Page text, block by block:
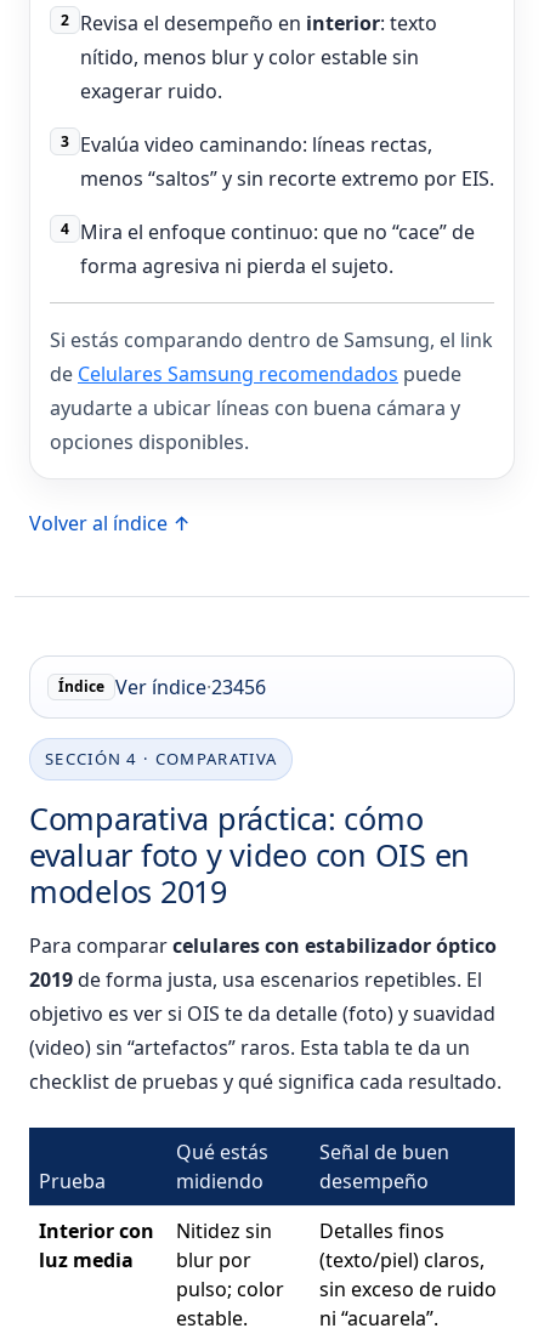
2 Revisa el desempeño en interior: texto
nítido, menos blur y color estable sin
exagerar ruido.
3
Evalúa video caminando: líneas rectas,
menos “saltos” y sin recorte extremo por EIS.
4
Mira el enfoque continuo: que no “cace” de
forma agresiva ni pierda el sujeto.
Si estás comparando dentro de Samsung, el link
de Celulares Samsung recomendados puede
ayudarte a ubicar líneas con buena cámara y
opciones disponibles.
Volver al índice ↑
Índice Ver índice·23456
SECCIÓN 4 · COMPARATIVA
Comparativa práctica: cómo
evaluar foto y video con OIS en
modelos 2019
Para compararcelulares con estabilizador óptico
2019de forma justa, usa escenarios repetibles. El
objetivo es ver si OIS te da detalle (foto) y suavidad
(video) sin “artefactos” raros. Esta tabla te da un
checklist de pruebas y qué significa cada resultado.
Prueba
Qué estás
midiendo
Señal de buen
desempeño
Interior con
luz media
Nitidez sin
blur por
pulso; color
estable.
Detalles finos
(texto/piel) claros,
sin exceso de ruido
ni “acuarela”.